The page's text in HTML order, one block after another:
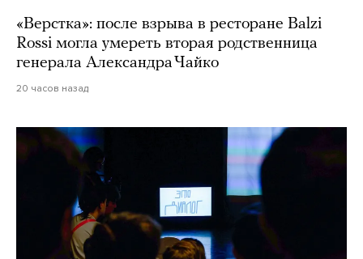
«Верстка»: после взрыва в ресторане Balzi
Rossi могла умереть вторая родственница
генерала Александра Чайко
20 часов назад